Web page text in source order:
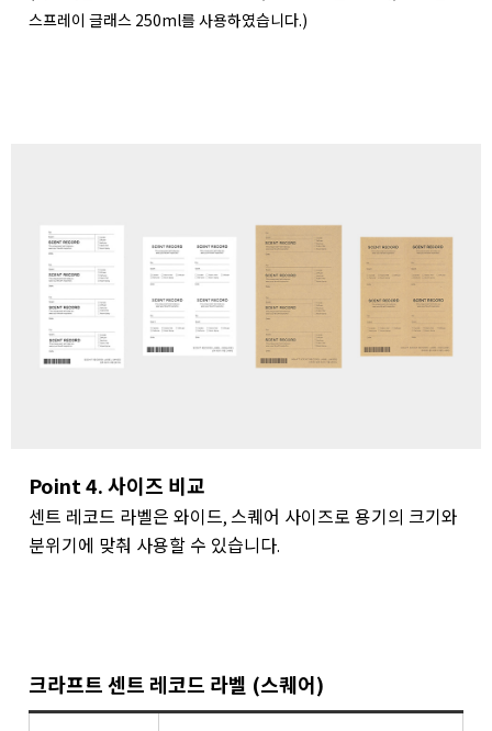
스프레이 글래스 250ml를 사용하였습니다.)
Point 4. 사이즈 비교
센트 레코드 라벨은 와이드, 스퀘어 사이즈로 용기의 크기와
분위기에 맞춰 사용할 수 있습니다.
크라프트 센트 레코드 라벨 (스퀘어)